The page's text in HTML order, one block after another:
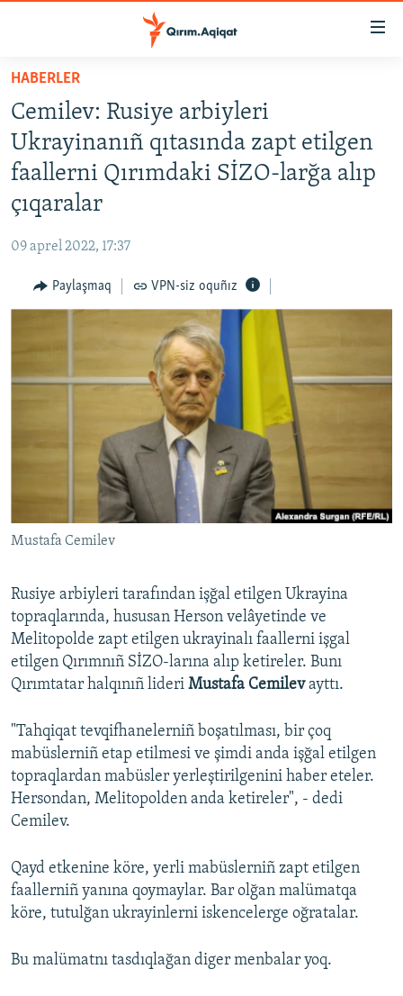
Esas
qaytmaq
Baş
navigatsiyağa
qaytmaq
Qıdıruvğa
HABERLER
SİYASET
İQTİSADİYAT
CEMİYET
İNSAN AQLARI
VİDEO
BLOGLAR
FİKİR
Українською
RFE/RS bütün saytları
HABERLER
Cemilev: Rusiye arbiyleri
Ukrayinanıñ qıtasında zapt etilgen
faallerni Qırımdaki SİZO-larğa alıp
çıqaralar
09 aprel 2022, 17:37
Paylaşmaq VPN-siz oquñız
Mustafa Cemilev
Rusiye arbiyleri tarafından işğal etilgen Ukrayina
topraqlarında, hususan Herson velâyetinde ve
Melitopolde zapt etilgen ukrayinalı faallerni işgal
etilgen Qırımnıñ SİZO-larına alıp ketireler. Bunı
Qırımtatar halqınıñ lideri Mustafa Cemilevayttı.
"Tahqiqat tevqifhanelerniñ boşatılması, bir çoq
mabüslerniñ etap etilmesi ve şimdi anda işğal etilgen
topraqlardan mabüsler yerleştirilgenini haber eteler.
Hersondan, Melitopolden anda ketireler", - dedi
Cemilev.
Qayd etkenine köre, yerli mabüslerniñ zapt etilgen
faallerniñ yanına qoymaylar. Bar olğan malümatqa
köre, tutulğan ukrayinlerni iskencelerge oğratalar.
Bu malümatnı tasdıqlağan diger menbalar yoq.